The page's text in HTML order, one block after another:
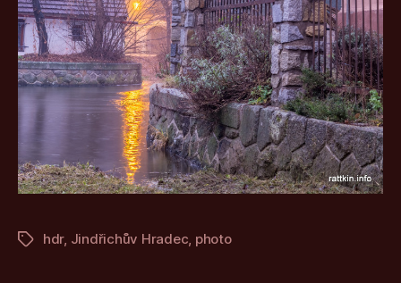
Štítkyhdr, Jindřichův Hradec, photo